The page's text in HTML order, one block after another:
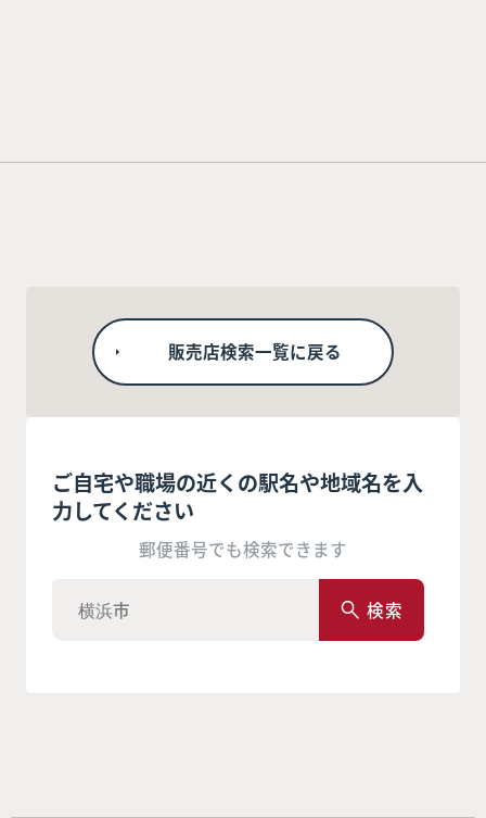
販売店検索一覧に戻る
ご自宅や職場の近くの駅名や地域名を入
力してください
郵便番号でも検索できます
検索